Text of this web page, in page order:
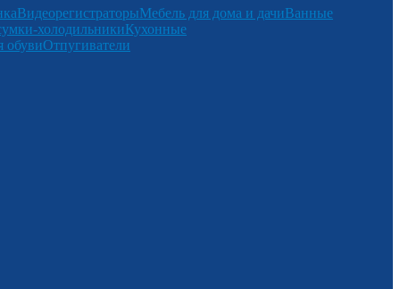
ВидеорегистраторыМебель для дома и дачиВанные
холодильникиКухонные
обувиОтпугиватели